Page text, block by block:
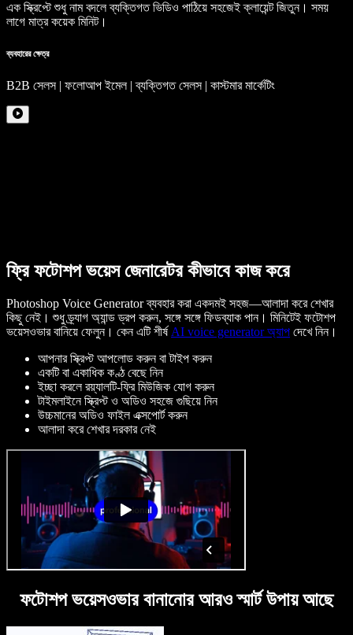
এক স্ক্রিপ্টে শুধু নাম বদলে ব্যক্তিগত ভিডিও পাঠিয়ে সহজেই ক্লায়েন্ট জিতুন। সময়
লাগে মাত্র কয়েক মিনিট।
ব্যবহারের ক্ষেত্র
B2B সেলস | ফলোআপ ইমেল | ব্যক্তিগত সেলস | কাস্টমার মার্কেটিং
ফ্রি ফটোশপ ভয়েস জেনারেটর কীভাবে কাজ করে
Photoshop Voice Generator ব্যবহার করা একদমই সহজ—আলাদা করে শেখার
কিছু নেই। শুধু ড্র্যাগ অ্যান্ড ড্রপ করুন, সঙ্গে সঙ্গে ফিডব্যাক পান। মিনিটেই ফটোশপ
ভয়েসওভার বানিয়ে ফেলুন। কেন এটি শীর্ষAI voice generator অ্যাপ দেখে নিন।
আপনার স্ক্রিপ্ট আপলোড করুন বা টাইপ করুন
একটি বা একাধিক কণ্ঠ বেছে নিন
ইচ্ছা করলে রয়্যালটি-ফ্রি মিউজিক যোগ করুন
টাইমলাইনে স্ক্রিপ্ট ও অডিও সহজে গুছিয়ে নিন
উচ্চমানের অডিও ফাইল এক্সপোর্ট করুন
আলাদা করে শেখার দরকার নেই
ফটোশপ ভয়েসওভার বানানোর আরও স্মার্ট উপায় আছে